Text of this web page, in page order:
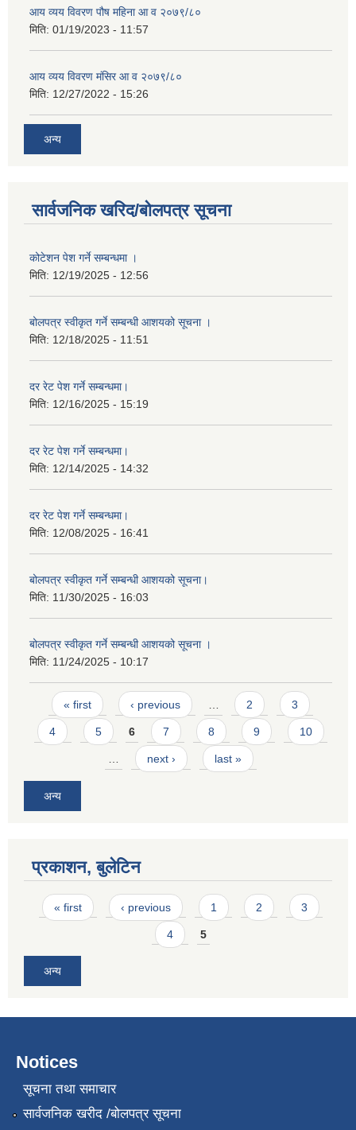
आय व्यय विवरण पौष महिना आ व २०७९/८०
मिति: 01/19/2023 - 11:57
आय व्यय विवरण मंसिर आ व २०७९/८०
मिति: 12/27/2022 - 15:26
अन्य
सार्वजनिक खरिद/बोलपत्र सूचना
कोटेशन पेश गर्ने सम्बन्धमा ।
मिति: 12/19/2025 - 12:56
बोलपत्र स्वीकृत गर्ने सम्बन्धी आशयको सूचना ।
मिति: 12/18/2025 - 11:51
दर रेट पेश गर्ने सम्बन्धमा।
मिति: 12/16/2025 - 15:19
दर रेट पेश गर्ने सम्बन्धमा।
मिति: 12/14/2025 - 14:32
दर रेट पेश गर्ने सम्बन्धमा।
मिति: 12/08/2025 - 16:41
बोलपत्र स्वीकृत गर्ने सम्बन्धी आशयको सूचना।
मिति: 11/30/2025 - 16:03
बोलपत्र स्वीकृत गर्ने सम्बन्धी आशयको सूचना ।
मिति: 11/24/2025 - 10:17
Pages
« first ‹ previous … 2 3
4 5 6 7 8 9 10
… next › last »
अन्य
प्रकाशन, बुलेटिन
Pages
« first ‹ previous 1 2 3
4 5
अन्य
Notices
सूचना तथा समाचार
सार्वजनिक खरीद /बोलपत्र सूचना